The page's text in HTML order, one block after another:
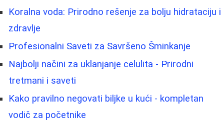
Koralna voda: Prirodno rešenje za bolju hidrataciju i
zdravlje
Profesionalni Saveti za Savršeno Šminkanje
Najbolji načini za uklanjanje celulita - Prirodni
tretmani i saveti
Kako pravilno negovati biljke u kući - kompletan
vodič za početnike